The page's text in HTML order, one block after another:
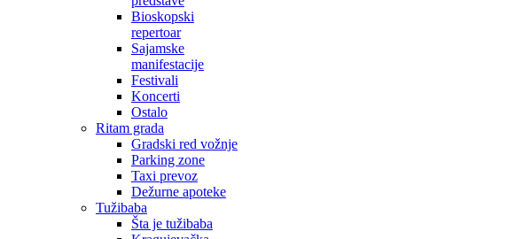
Bioskopski
repertoar
Sajamske
manifestacije
Festivali
Koncerti
Ostalo
Ritam grada
Gradski red vožnje
Parking zone
Taxi prevoz
Dežurne apoteke
Tužibaba
Šta je tužibaba